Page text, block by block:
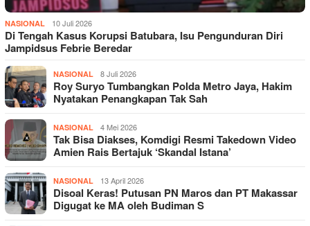
NASIONAL 10 Juli 2026
Di Tengah Kasus Korupsi Batubara, Isu Pengunduran Diri
Jampidsus Febrie Beredar
NASIONAL 8 Juli 2026
Roy Suryo Tumbangkan Polda Metro Jaya, Hakim
Nyatakan Penangkapan Tak Sah
NASIONAL 4 Mei 2026
Tak Bisa Diakses, Komdigi Resmi Takedown Video
Amien Rais Bertajuk ‘Skandal Istana’
NASIONAL 13 April 2026
Disoal Keras! Putusan PN Maros dan PT Makassar
Digugat ke MA oleh Budiman S